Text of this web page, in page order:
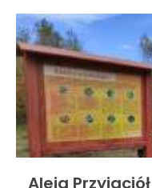
Aleja